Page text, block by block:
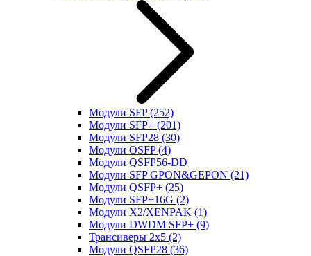
Модули SFP(252)
Модули SFP+ (201)
Модули SFP28 (30)
Модули OSFP(4)
Модули QSFP56-DD
Модули SFP GPON&GEPON (21)
Модули QSFP+ (25)
Модули SFP+16G (2)
Модули X2/XENPAK (1)
Модули DWDM SFP+ (9)
Трансиверы 2x5 (2)
Модули QSFP28 (36)